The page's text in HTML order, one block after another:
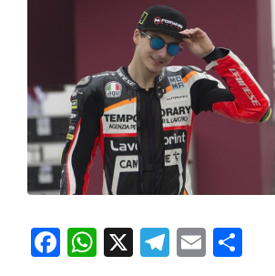
Facebook
WhatsApp
X Telegram
Email